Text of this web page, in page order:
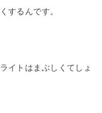
するんです。
イトはまぶしくてしょ